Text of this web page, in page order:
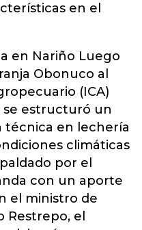
en el
en Nariño Luego
Obonuco al
(ICA)
se estructuró un
técnica en lechería
climáticas
por el
con un aporte
el ministro de
Restrepo, el